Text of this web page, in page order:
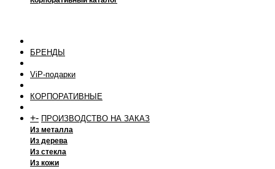
БРЕНДЫ
ViP-подарки
КОРПОРАТИВНЫЕ
+- ПРОИЗВОДСТВО НА ЗАКАЗ
Из металла
Из дерева
Из стекла
Из кожи